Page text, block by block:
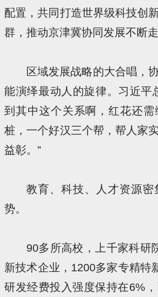
配置，共同打造世界级科技创
群，推动京津冀协同发展不断走
区域发展战略的大合唱，
能演绎最动人的旋律。习近平
到其中这个关系啊，红花还
桩，一个好汉三个帮，帮人家
益彰。”
教育、科技、人才资源
势。
90多所高校，上千家科研
新技术企业，1200多家专精特
研发经费投入强度保持在6%